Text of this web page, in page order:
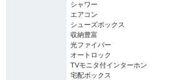
シャワー
エアコン
シューズボックス
収納豊富
光ファイバー
オートロック
TVモニタ付インターホン
宅配ボックス